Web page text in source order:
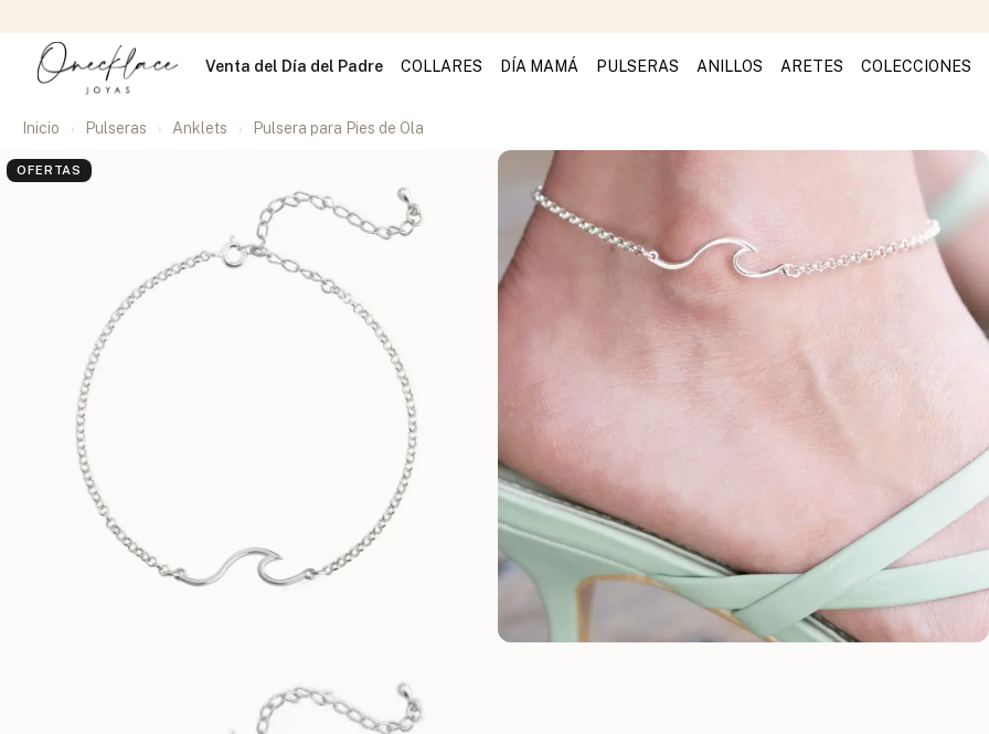
Venta del Día del Padre COLLARES DÍA MAMÁ PULSERAS ANILLOS ARETES COLECCIONES
Inicio Pulseras Anklets Pulsera para Pies de Ola
OFERTAS